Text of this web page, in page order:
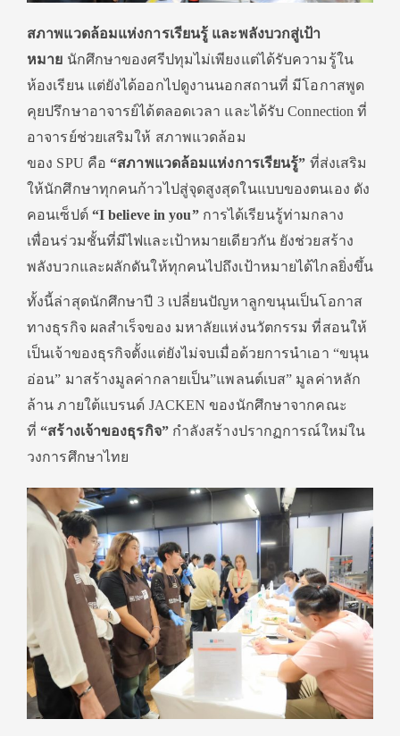
สภาพแวดล้อมแห่งการเรียนรู้ และพลังบวกสู่เป้า
หมาย นักศึกษาของศรีปทุมไม่เพียงแต่ได้รับความรู้ใน
ห้องเรียน แต่ยังได้ออกไปดูงานนอกสถานที่ มีโอกาสพูด
คุยปรึกษาอาจารย์ได้ตลอดเวลา และได้รับ Connection ที่
อาจารย์ช่วยเสริมให้ สภาพแวดล้อม
ของ SPU คือ“สภาพแวดล้อมแห่งการเรียนรู้” ที่ส่งเสริม
ให้นักศึกษาทุกคนก้าวไปสู่จุดสูงสุดในแบบของตนเอง ดัง
คอนเซ็ปต์ “I believe in you”การได้เรียนรู้ท่ามกลาง
เพื่อนร่วมชั้นที่มีไฟและเป้าหมายเดียวกัน ยังช่วยสร้าง
พลังบวกและผลักดันให้ทุกคนไปถึงเป้าหมายได้ไกลยิ่งขึ้น
ทั้งนี้ล่าสุดนักศึกษาปี 3 เปลี่ยนปัญหาลูกขนุนเป็นโอกาส
ทางธุรกิจ ผลสำเร็จของ มหาลัยแห่งนวัตกรรม ที่สอนให้
เป็นเจ้าของธุรกิจตั้งแต่ยังไม่จบเมื่อด้วยการนำเอา “ขนุน
อ่อน” มาสร้างมูลค่ากลายเป็น”แพลนต์เบส” มูลค่าหลัก
ล้าน ภายใต้แบรนด์ JACKEN ของนักศึกษาจากคณะ
ที่“สร้างเจ้าของธุรกิจ” กำลังสร้างปรากฏการณ์ใหม่ใน
วงการศึกษาไทย